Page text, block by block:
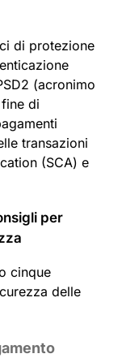
di protezione
(acronimo
di
transazioni
(SCA) e
per
cinque
delle